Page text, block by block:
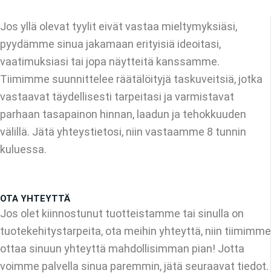
Jos yllä olevat tyylit eivät vastaa mieltymyksiäsi,
pyydämme sinua jakamaan erityisiä ideoitasi,
vaatimuksiasi tai jopa näytteitä kanssamme.
Tiimimme suunnittelee räätälöityjä taskuveitsiä, jotka
vastaavat täydellisesti tarpeitasi ja varmistavat
parhaan tasapainon hinnan, laadun ja tehokkuuden
välillä. Jätä yhteystietosi, niin vastaamme 8 tunnin
kuluessa.
OTA YHTEYTTÄ
Jos olet kiinnostunut tuotteistamme tai sinulla on
tuotekehitystarpeita, ota meihin yhteyttä, niin tiimimme
ottaa sinuun yhteyttä mahdollisimman pian! Jotta
voimme palvella sinua paremmin, jätä seuraavat tiedot.